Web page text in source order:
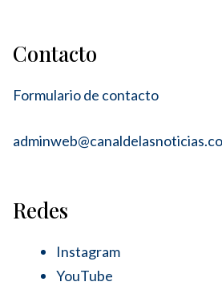
Contacto
Formulario de contacto
Redes
Instagram
YouTube